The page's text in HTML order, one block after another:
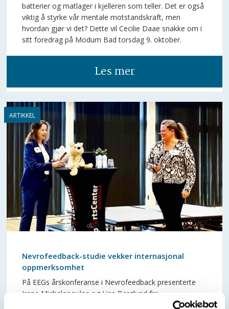
batterier og matlager i kjelleren som teller. Det er også
viktig å styrke vår mentale motstandskraft, men
hvordan gjør vi det? Dette vil Cecilie Daae snakke om i
sitt foredrag på Modum Bad torsdag 9. oktober.
Les mer
Nevrofeedback-studie vekker internasjonal
oppmerksomhet
På EEGs årskonferanse i Nevrofeedback presenterte
Irene Michalopoulos og Lise Berglund fra
Traumepoliklinikken i Oslo en banebrytende pilotstudie.